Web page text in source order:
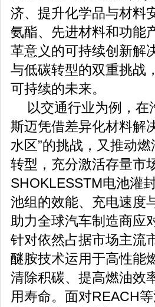
济、提升化学品与材料
氨酯、先进材料和功能
革意义的可持续创新解
与低碳转型的双重挑战
可持续的未来。
以交通行业为例，
斯迈凭借差异化材料解
水区”的挑战，又推动
转型，充分激活存量市
SHOKLESSTM电池灌
池组的效能、充电速度
助力全球汽车制造商应
针对依然占据市场主流
醚胺技术运用于高性能
清除积碳、提高燃油效
用寿命。面对REACH